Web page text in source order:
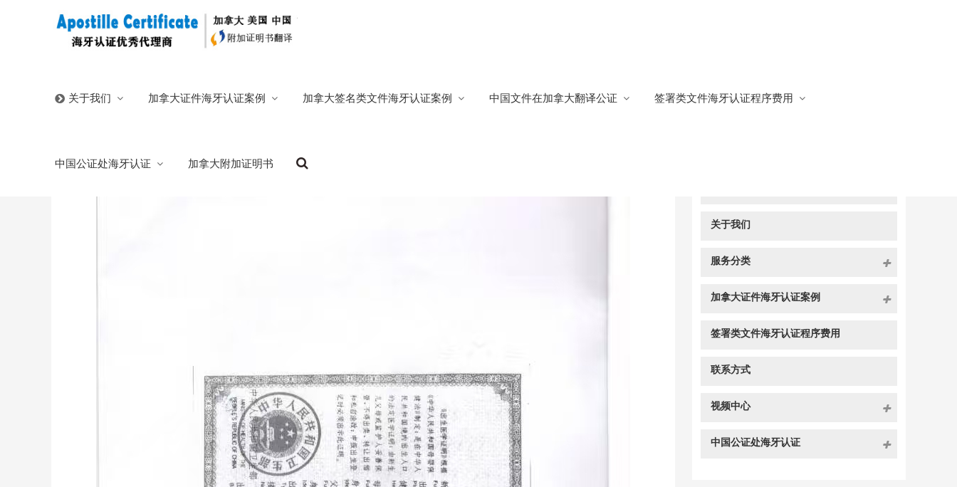
关于我们 加拿大证件海牙认证案例 加拿大签名类文件海牙认证案例 中国文件在加拿大翻译公证 签署类文件海牙认证程序费用
中国公证处海牙认证 加拿大附加证明书
2026/02/14 分类: 官方博客 287
关于我们
服务分类
加拿大证件海牙认证案例
签署类文件海牙认证程序费用
联系方式
视频中心
中国公证处海牙认证